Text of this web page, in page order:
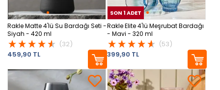
Rakle Matte 4'lü Su Bardağı Seti -
Siyah - 420 ml
(32)
459,90 TL
SON 1 ADET
Rakle Elite 4'lü Meşrubat Bardağı
- Mavi - 320 ml
(53)
399,90 TL